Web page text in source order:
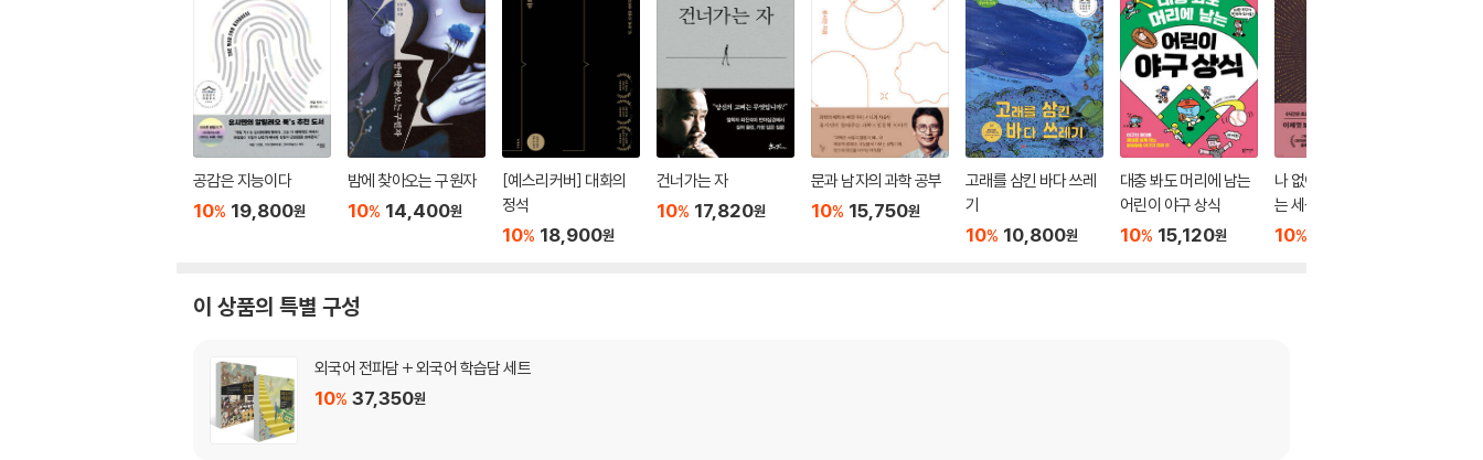
공감은 지능이다
10% 19,800원
밤에 찾아오는 구원자
10% 14,400원
[예스리커버] 대화의
정석
10% 18,900원
건너가는 자
10% 17,820원
문과 남자의 과학 공부
10% 15,750원
고래를 삼킨 바다 쓰레
기
10% 10,800원
대충 봐도 머리에 남는
어린이 야구 상식
10% 15,120원
나 없이는 존재하지 않
는 세상
10%
이 상품의 특별 구성
외국어 전파담 + 외국어 학습담 세트
10% 37,350원